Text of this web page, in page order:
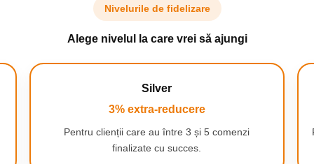
sistemului cu manerului detasabil,
fiind eficientizat la maxim!
suporta o greutate de pana la
invelisului antiaderent
sau poti pastra mancarea
Nivelurile de fidelizare
Alege nivelul la care vrei să ajungi
Silver
3% extra-reducere
Pentru clienții care au între 3 și 5 comenzi
finalizate cu succes.